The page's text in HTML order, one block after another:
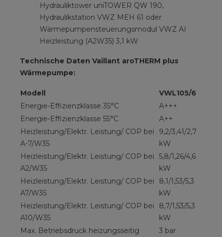
Hydrauliktower uniTOWER QW 190,
Hydraulikstation VWZ MEH 61 oder
Wärmepumpensteuerungsmodul VWZ AI
Heizleistung (A2W35) 3,1 kW
Technische Daten Vaillant aroTHERM plus
Wärmepumpe:
Modell
VWL105/6
Energie-Effizienzklasse 35°C
A+++
Energie-Effizienzklasse 55°C
A++
Heizleistung/Elektr. Leistung/ COP bei
A-7/W35
9,2/3,41/2,7
kW
Heizleistung/Elektr. Leistung/ COP bei
A2/W35
5,8/1,26/4,6
kW
Heizleistung/Elektr. Leistung/ COP bei
A7/W35
8,1/1,53/5,3
kW
Heizleistung/Elektr. Leistung/ COP bei
A10/W35
8,7/1,53/5,3
kW
Max. Betriebsdruck heizungsseitig
3 bar